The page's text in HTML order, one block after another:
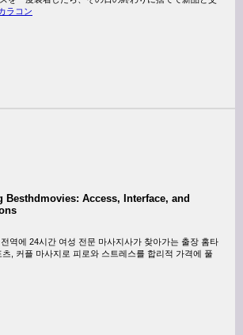
ラコン
Besthdmovies: Access, Interface, and
역에 24시간 여성 전문 마사지사가 찾아가는 출장 홈타
, 커플 마사지로 피로와 스트레스를 합리적 가격에 풀